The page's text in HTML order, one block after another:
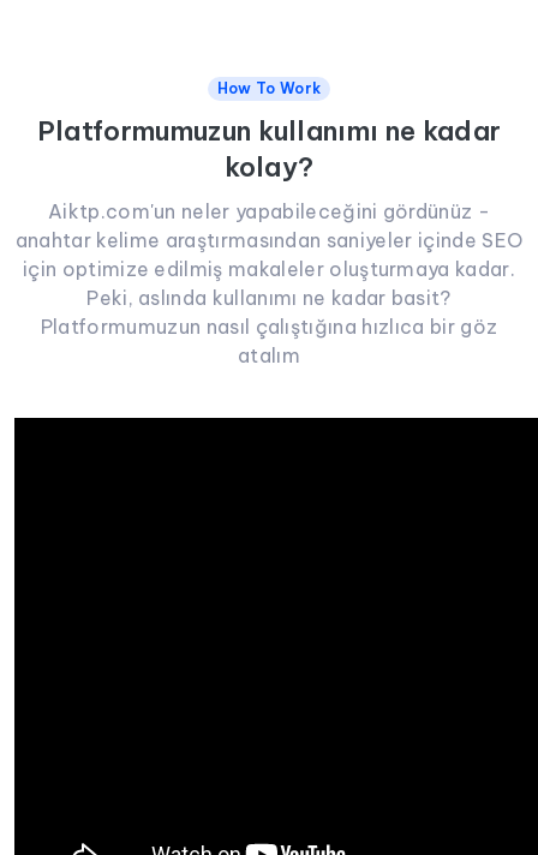
How To Work
Platformumuzun kullanımı ne kadar
kolay?
Aiktp.com'un neler yapabileceğini gördünüz -
anahtar kelime araştırmasından saniyeler içinde SEO
için optimize edilmiş makaleler oluşturmaya kadar.
Peki, aslında kullanımı ne kadar basit?
Platformumuzun nasıl çalıştığına hızlıca bir göz
atalım